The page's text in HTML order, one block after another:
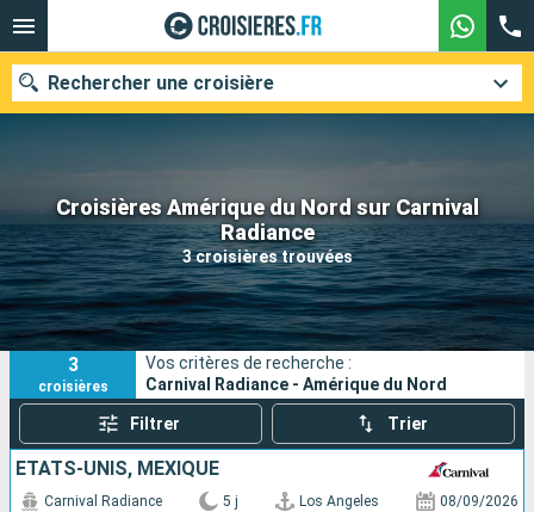
Croisières Amérique du Nord sur Carnival
Radiance
3 croisières trouvées
Rechercher une croisière
Nos destinations
Mois de départ
Ports Compagnies
Rechercher
3
croisières
Vos critères de recherche :
Carnival Radiance - Amérique du Nord
Filtrer Trier
ÉTATS-UNIS, MEXIQUE
Carnival Radiance 5 j Los Angeles 08/09/2026